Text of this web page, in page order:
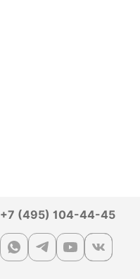
+7 (495) 104-44-45